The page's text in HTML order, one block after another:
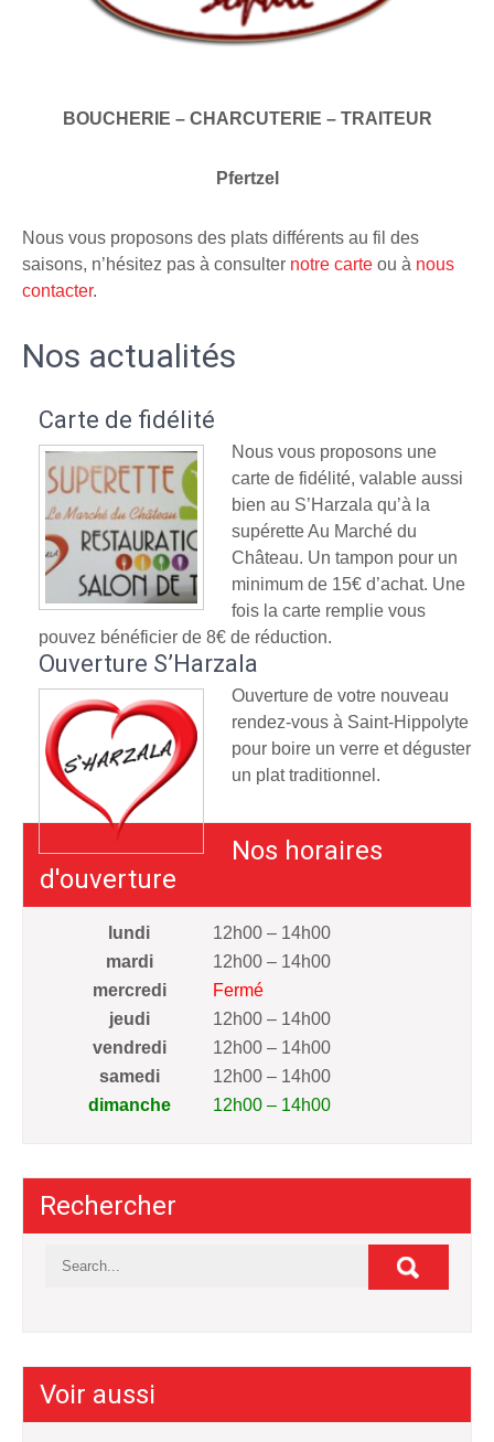
BOUCHERIE – CHARCUTERIE – TRAITEUR
Pfertzel
Nous vous proposons des plats différents au fil des
saisons, n’hésitez pas à consulter notre carte ou à nous
contacter.
Nos actualités
Carte de fidélité
Nous vous proposons une
carte de fidélité, valable aussi
bien au S’Harzala qu’à la
supérette Au Marché du
Château. Un tampon pour un
minimum de 15€ d’achat. Une
fois la carte remplie vous
pouvez bénéficier de 8€ de réduction.
Ouverture S’Harzala
Ouverture de votre nouveau
rendez-vous à Saint-Hippolyte
pour boire un verre et déguster
un plat traditionnel.
Nos horaires
d'ouverture
lundi
12h00 – 14h00
mardi
12h00 – 14h00
mercredi
Fermé
jeudi
12h00 – 14h00
vendredi
12h00 – 14h00
samedi
12h00 – 14h00
dimanche
12h00 – 14h00
Rechercher
Voir aussi